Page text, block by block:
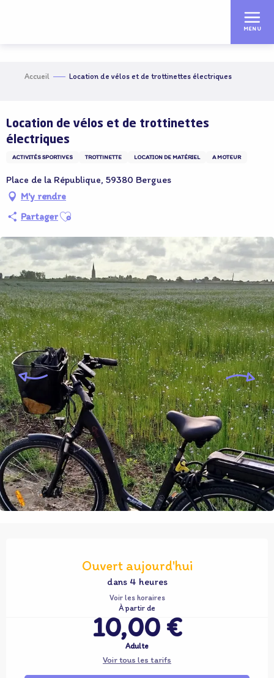
MENU
Accueil Location de vélos et de trottinettes électriques
Location de vélos et de trottinettes
électriques
ACTIVITÉS SPORTIVES TROTTINETTE LOCATION DE MATÉRIEL A MOTEUR
Place de la République, 59380 Bergues
M'y rendre
PartagerAjouter aux favoris
Ouvert aujourd'hui
dans 4 heures
Voir les horaires
À partir de
10,00 €
Adulte
Voir tous les tarifs